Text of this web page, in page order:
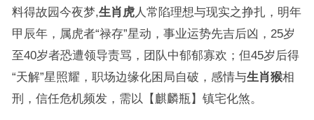
料得故园今夜梦, 生肖虎人常陷理想与现实之挣扎，明年
甲辰年，属虎者“禄存”星动，事业运势先吉后凶，25岁
至40岁者恐遭领导责骂，团队中郁郁寡欢；但45岁后得
“天解”星照耀，职场边缘化困局自破，感情与生肖猴相
刑，信任危机频发，需以【麒麟瓶】镇宅化煞。